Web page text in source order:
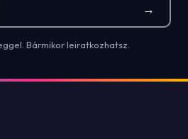
→
Bármikor leiratkozhatsz.